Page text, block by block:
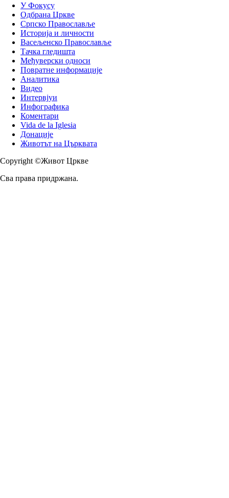
У Фокусу
Одбрана Цркве
Српско Православље
Историја и личности
Васељенско Православље
Тачка гледишта
Међуверски односи
Повратне информације
Аналитика
Видео
Интервјуи
Инфографика
Коментари
Vida de la Iglesia
Донације
Животът на Църквата
Copyright ©Живот Цркве
Сва права придржана.